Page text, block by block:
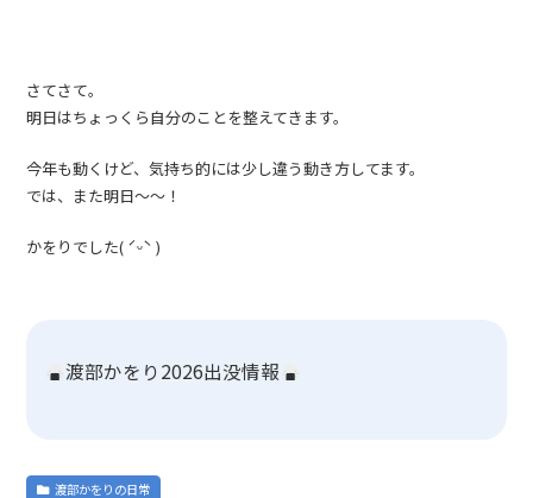
さてさて。
明日はちょっくら自分のことを整えてきます。
今年も動くけど、気持ち的には少し違う動き方してます。
では、また明日〜〜！
かをりでした( ˊᵕˋ )
渡部かをり2026出没情報
渡部かをりの日常